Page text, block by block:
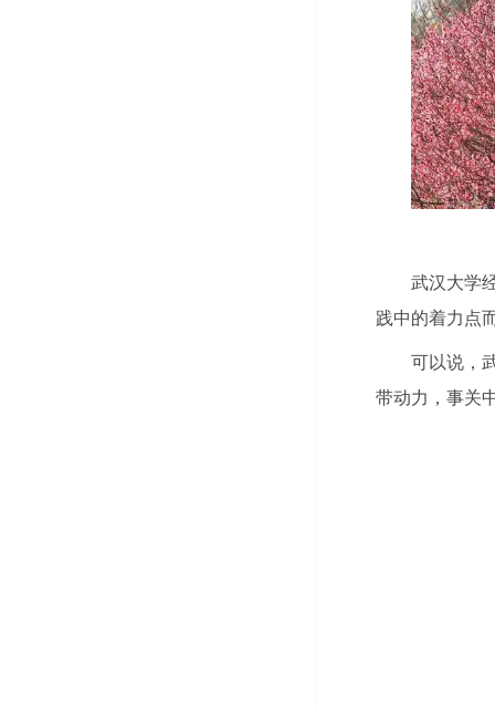
武汉大学
践中的着力点
可以说，
带动力，事关